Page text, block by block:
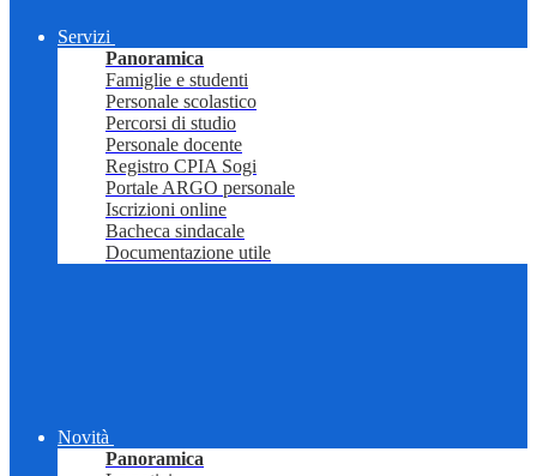
Servizi
Panoramica
Famiglie e studenti
Personale scolastico
Percorsi di studio
Personale docente
Registro CPIA Sogi
Portale ARGO personale
Iscrizioni online
Bacheca sindacale
Documentazione utile
Novità
Panoramica